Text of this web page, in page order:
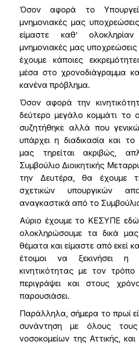
Όσον αφορά το
μνημονιακές μας
είμαστε καθ’
μνημονιακές μας
έχουμε κάποιες
μέσα στο χρονοδιάγραμμα
κανένα πρόβλημα.
Όσον αφορά την
δεύτερο μεγάλο κομμάτι το
συζητήθηκε αλλά που
υπάρχει η διαδικασία και
μας τηρείται ακριβώς,
Συμβούλιο Διοικητικής
την Δευτέρα, θα έχουμε
σχετικών υπουργικών
αναγκαστικά από το
Αύριο έχουμε το ΚΕΣΥΠΕ
ολοκληρώσουμε τα δικά μας
θέματα και είμαστε από εκεί
έτοιμοι να ξεκινήσει η
κινητικότητας με τον
περιγράψει και στους
παρουσιάσει.
Παράλληλα, σήμερα το πρωί
συνάντηση με όλους τους
νοσοκομείων της Αττικής,